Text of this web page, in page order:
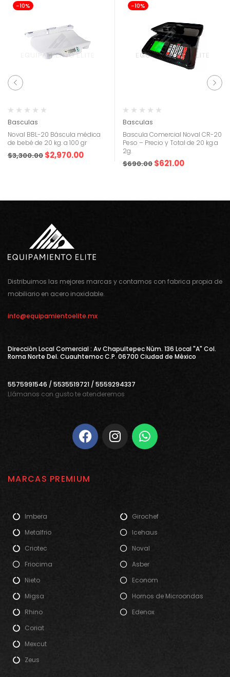
-10%
Basculas
Noval BBL-20 Báscula médica
de bebé de 20 kg. a 100 gr
$3,300.00 $2,970.00
-10%
Basculas
Bascula Comercial Noval CR-20
Peso – Precio y Total de 20 kg.a
2g.
$690.00 $621.00
Distribuimos las mejores marcas y contamos con fabrica propia de
mobiliario en acero inoxidable.
info@equipamientoelite.mx
Direcciòn Local Comercial : Av Chapultepec Nùm. 136 Local "A" Col.
Roma Norte Del. Cuauhtemoc C.P. 06700 Ciudad de Mèxico
5575991546 / 5535519721 / 5559294337
Llámanos con gusto te atenderemos
MARCAS PREMIUM
Imbera
Metalfrio
Criotec
Friocima
Nieto
Migsa
Rhino
Coriat
Mexcut
Zeus
Girochef
Icehaus
Noval
Asber
Econom
Hornos de Microondas
Edenox